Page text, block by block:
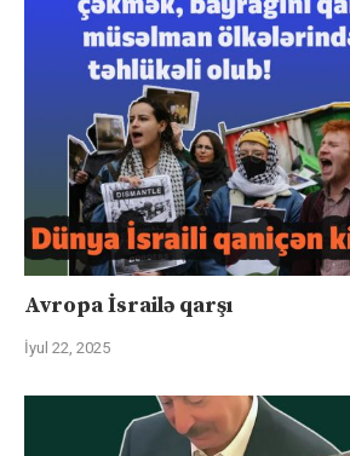
Avropa İsrailə qarşı
İyul 22, 2025